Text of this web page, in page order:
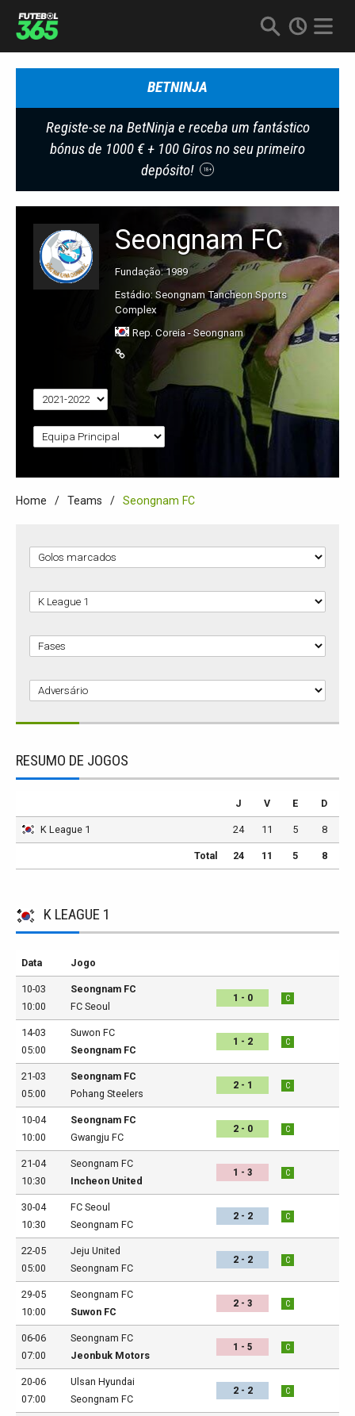
BETNINJA
Registe-se na BetNinja e receba um fantástico
bónus de 1000 € + 100 Giros no seu primeiro
depósito!
18+
Seongnam FC
Fundação: 1989
Estádio: Seongnam Tancheon Sports
Complex
Rep. Coreia - Seongnam
Home Teams Seongnam FC
RESUMO DE JOGOS
J V E D
K League 1 24 11 5 8
Total 24 11 5 8
K LEAGUE 1
Data Jogo
10-03
10:00
Seongnam FC
FC Seoul
1 - 0 C
14-03
05:00
Suwon FC
Seongnam FC
1 - 2 C
21-03
05:00
Seongnam FC
Pohang Steelers
2 - 1 C
10-04
10:00
Seongnam FC
Gwangju FC
2 - 0 C
21-04
10:30
Seongnam FC
Incheon United
1 - 3 C
30-04
10:30
FC Seoul
Seongnam FC
2 - 2 C
22-05
05:00
Jeju United
Seongnam FC
2 - 2 C
29-05
10:00
Seongnam FC
Suwon FC
2 - 3 C
06-06
07:00
Seongnam FC
Jeonbuk Motors
1 - 5 C
20-06
07:00
Ulsan Hyundai
Seongnam FC
2 - 2 C